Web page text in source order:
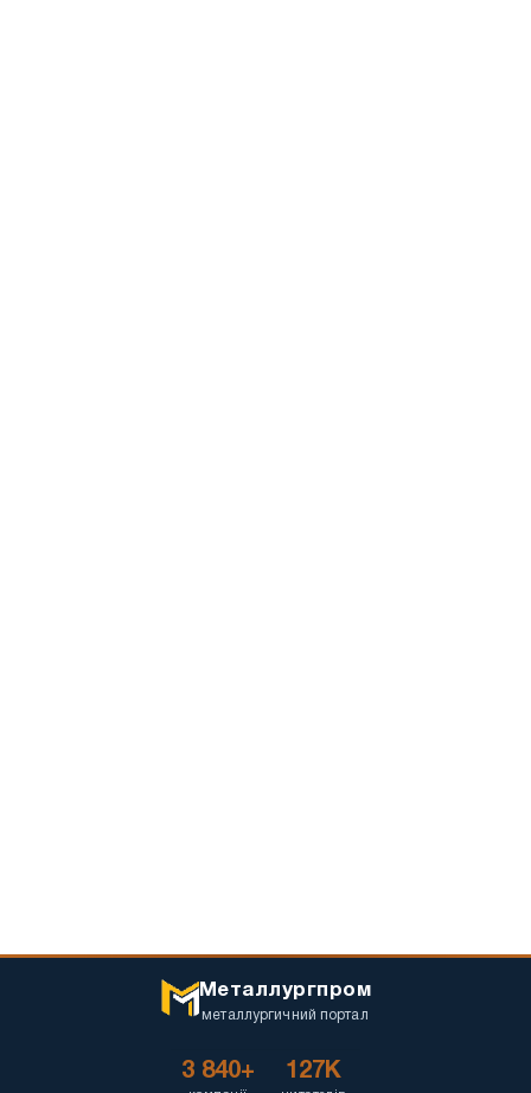
Металлургпром
металлургичний портал
3 840+ 127K